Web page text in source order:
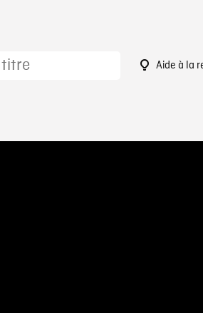
Aide à la